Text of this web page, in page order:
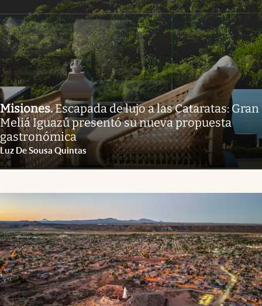
Misiones.Escapada de lujo a las Cataratas: Gran
Meliá Iguazú presentó su nueva propuesta
gastronómica
Luz De Sousa Quintas